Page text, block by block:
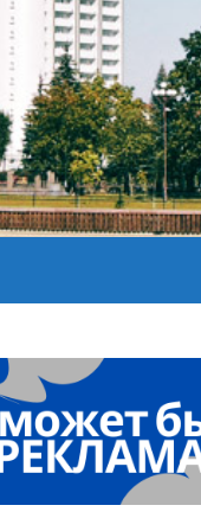
питании
Независимости